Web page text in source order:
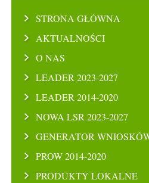
STRONA GŁÓWNA
AKTUALNOŚCI
O NAS
LEADER 2023-2027
LEADER 2014-2020
NOWA LSR 2023-2027
GENERATOR
PROW 2014-2020
PRODUKTY LOKALNE